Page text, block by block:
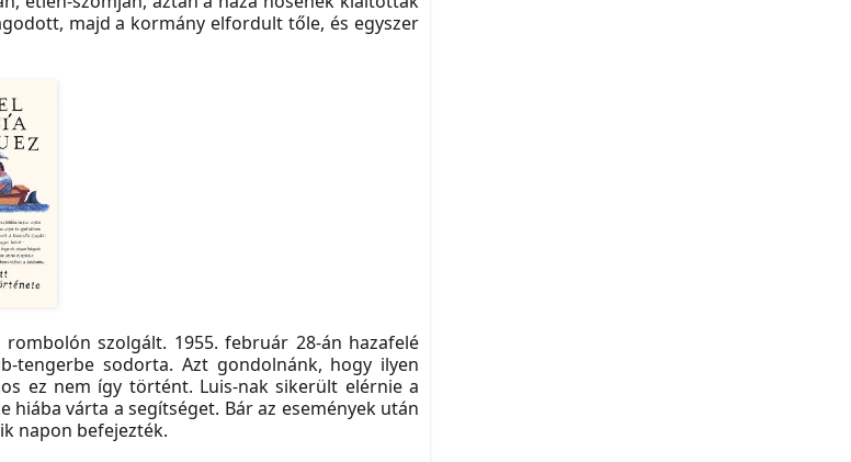
majd a kormány elfordult tőle, és egyszer
szolgált. 1955. február 28-án hazafelé
tengerbe sodorta. Azt gondolnánk, hogy ilyen
ez nem így történt. Luis-nak sikerült elérnie a
várta a segítséget. Bár az események után
napon befejezték.